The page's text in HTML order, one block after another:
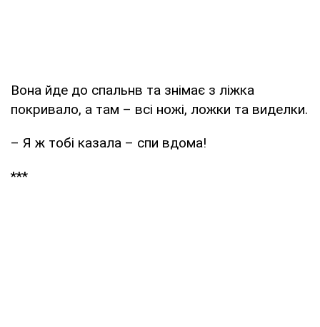
Вона йде до спальнв та знімає з ліжка
покривало, а там – всі ножі, ложки та виделки.
– Я ж тобі казала – спи вдома!
***